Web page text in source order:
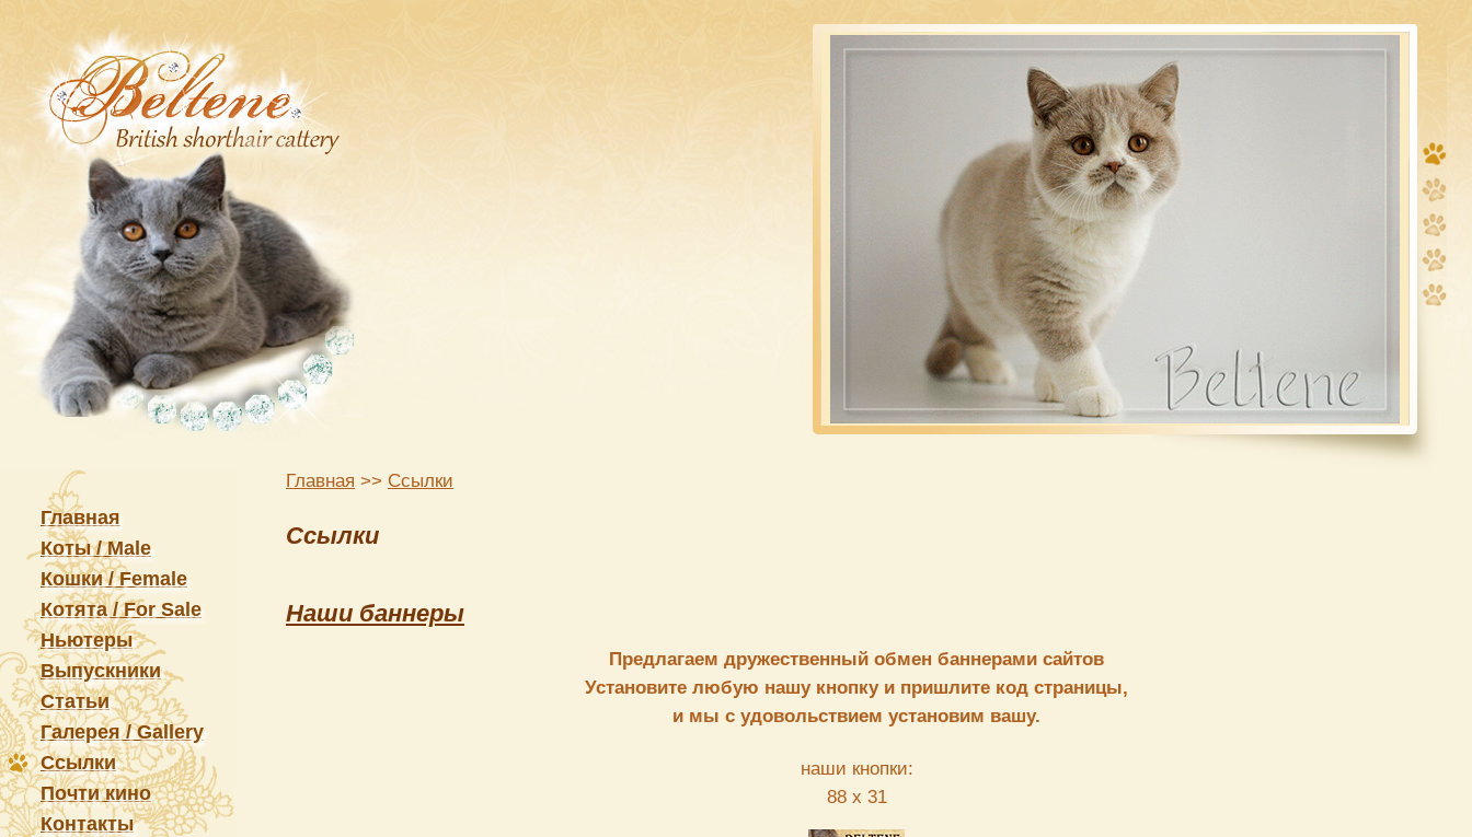
Главная
Коты / Male
Кошки / Female
Котята / For Sale
Ньютеры
Выпускники
Статьи
Галерея / Gallery
Ссылки
Почти кино
Контакты
Главная >> Ссылки
Ссылки
Наши баннеры
Предлагаем дружественный обмен баннерами сайтов
Установите любую нашу кнопку и пришлите код страницы,
и мы с удовольствием установим вашу.
наши кнопки:
88 х 31